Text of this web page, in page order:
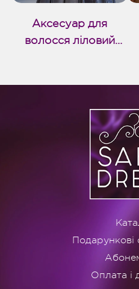
Аксесуар для
волосся ліловий
Подарункові
Оплата і